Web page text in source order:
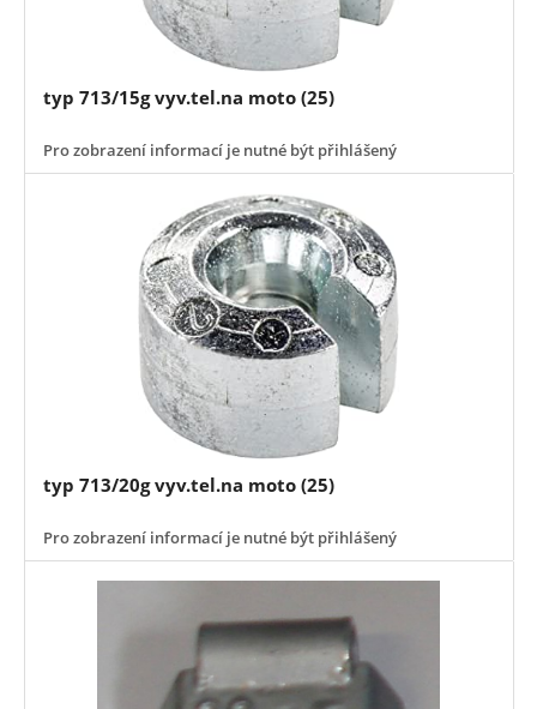
typ 713/15g vyv.tel.na moto (25)
Pro zobrazení informací je nutné být přihlášený
typ 713/20g vyv.tel.na moto (25)
Pro zobrazení informací je nutné být přihlášený